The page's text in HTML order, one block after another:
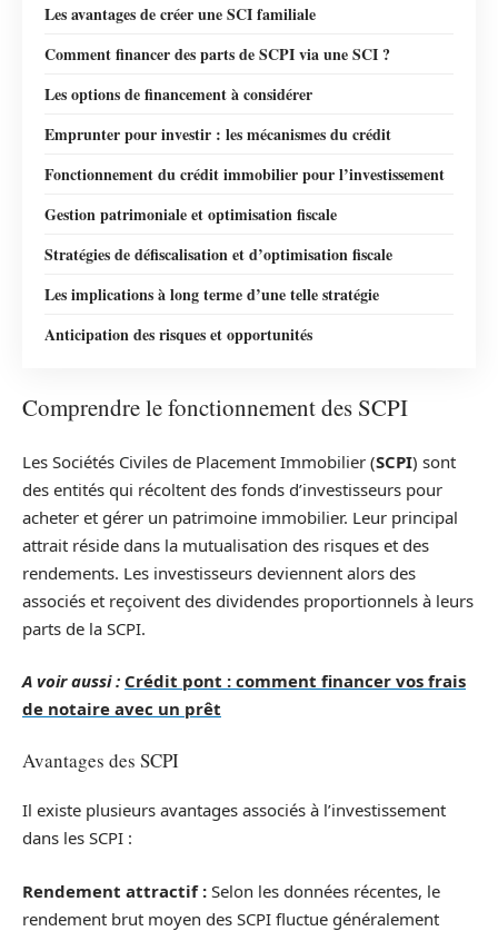
Les avantages de créer une SCI familiale
Comment financer des parts de SCPI via une SCI ?
Les options de financement à considérer
Emprunter pour investir : les mécanismes du crédit
Fonctionnement du crédit immobilier pour l’investissement
Gestion patrimoniale et optimisation fiscale
Stratégies de défiscalisation et d’optimisation fiscale
Les implications à long terme d’une telle stratégie
Anticipation des risques et opportunités
Comprendre le fonctionnement des SCPI
Les Sociétés Civiles de Placement Immobilier (SCPI) sont
des entités qui récoltent des fonds d’investisseurs pour
acheter et gérer un patrimoine immobilier. Leur principal
attrait réside dans la mutualisation des risques et des
rendements. Les investisseurs deviennent alors des
associés et reçoivent des dividendes proportionnels à leurs
parts de la SCPI.
A voir aussi : Crédit pont : comment financer vos frais
de notaire avec un prêt
Avantages des SCPI
Il existe plusieurs avantages associés à l’investissement
dans les SCPI :
Rendement attractif : Selon les données récentes, le
rendement brut moyen des SCPI fluctue généralement